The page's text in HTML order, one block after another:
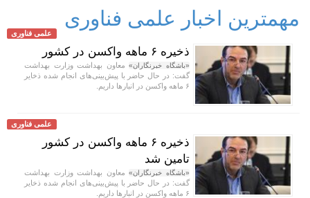
مهمترین اخبار علمی فناوری
علمی فناوری
ذخیره ۶ ماهه واکسن در کشور
«باشگاه خبرنگاران»معاون بهداشت وزارت بهداشت
گفت: در حال حاضر با پیش‌بینی‌های انجام شده ذخایر
۶ ماهه واکسن در انبار‌ها داریم.
علمی فناوری
ذخیره ۶ ماهه واکسن در کشور
تامین شد
«باشگاه خبرنگاران»معاون بهداشت وزارت بهداشت
گفت: در حال حاضر با پیش‌بینی‌های انجام شده ذخایر
۶ ماهه واکسن در انبار‌ها داریم.